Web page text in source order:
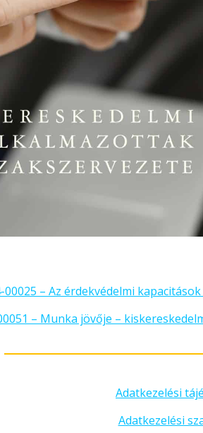
00025 – Az érdekvédelmi
– Munka jövője –
Adatkezelési
Adatkezelési